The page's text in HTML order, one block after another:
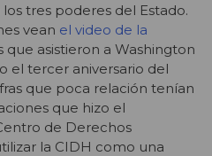
tres poderes del Estado.
vean el video de la
que asistieron a Washington
el tercer aniversario del
que poca relación tenían
que hizo el
de Derechos
la CIDH como una